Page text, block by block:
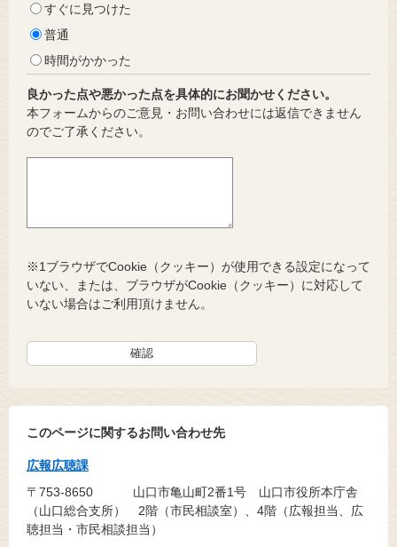
すぐに見つけた
普通
時間がかかった
良かった点や悪かった点を具体的にお聞かせください。
本フォームからのご意見・お問い合わせには返信できません
のでご了承ください。
※1ブラウザでCookie（クッキー）が使用できる設定になって
いない、または、ブラウザがCookie（クッキー）に対応して
いない場合はご利用頂けません。
このページに関するお問い合わせ先
広報広聴課
〒753-8650
山口市亀山町2番1号 山口市役所本庁舎
（山口総合支所） 2階（市民相談室）、4階（広報担当、広
聴担当・市民相談担当）